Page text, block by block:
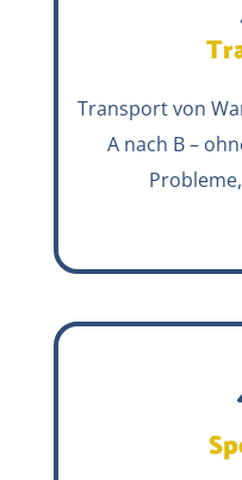
Transport von
A nach B –